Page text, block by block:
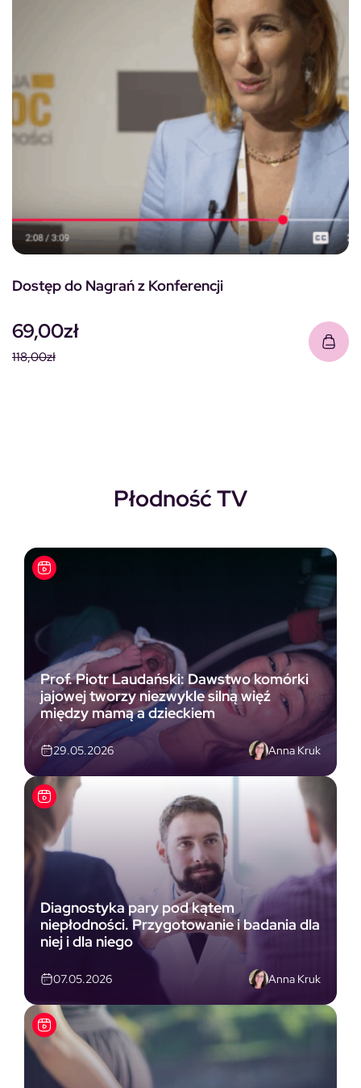
Dostęp do Nagrań z Konferencji
118,00zł
69,00zł
Płodność TV
Prof. Piotr Laudański: Dawstwo komórki
jajowej tworzy niezwykle silną więź
między mamą a dzieckiem
29.05.2026 Anna Kruk
Diagnostyka pary pod kątem
niepłodności. Przygotowanie i badania dla
niej i dla niego
07.05.2026 Anna Kruk